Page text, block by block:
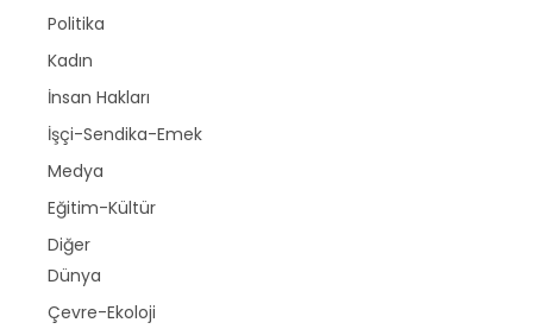
Politika
Kadın
İnsan Hakları
İşçi-Sendika-Emek
Medya
Eğitim-Kültür
Diğer
Dünya
Çevre-Ekoloji